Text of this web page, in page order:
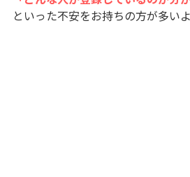
といった不安をお持ちの方が多いよ